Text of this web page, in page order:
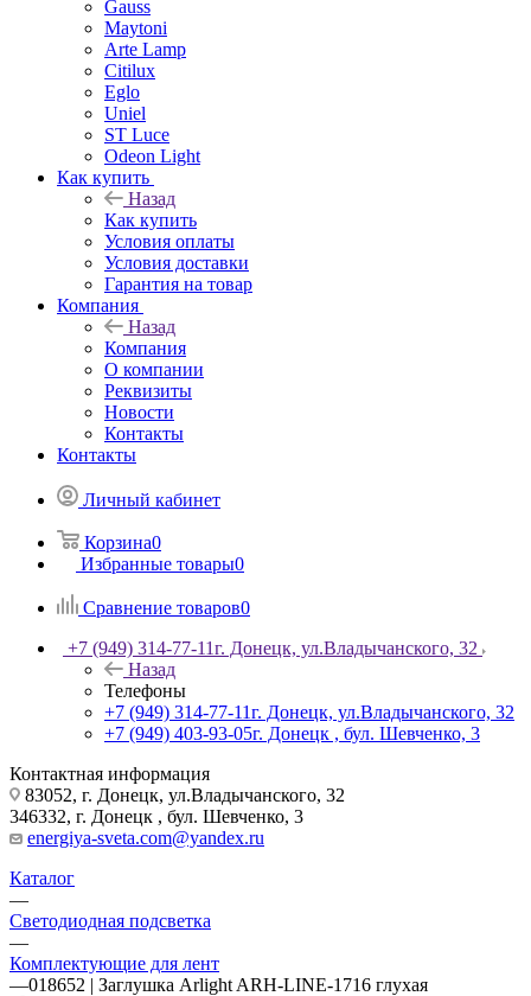
Gauss
Maytoni
Arte Lamp
Citilux
Eglo
Uniel
ST Luce
Odeon Light
Как купить
Назад
Как купить
Условия оплаты
Условия доставки
Гарантия на товар
Компания
Назад
Компания
О компании
Реквизиты
Новости
Контакты
Контакты
Личный кабинет
Корзина0
Избранные товары0
Сравнение товаров0
+7 (949) 314-77-11г. Донецк, ул.Владычанского, 32
Назад
Телефоны
+7 (949) 314-77-11г. Донецк, ул.Владычанского, 32
+7 (949) 403-93-05г. Донецк , бул. Шевченко, 3
Контактная информация
83052, г. Донецк, ул.Владычанского, 32
346332, г. Донецк , бул. Шевченко, 3
energiya-sveta.com@yandex.ru
Каталог
—
Светодиодная подсветка
—
Комплектующие для лент
—018652 | Заглушка Arlight ARH-LINE-1716 глухая